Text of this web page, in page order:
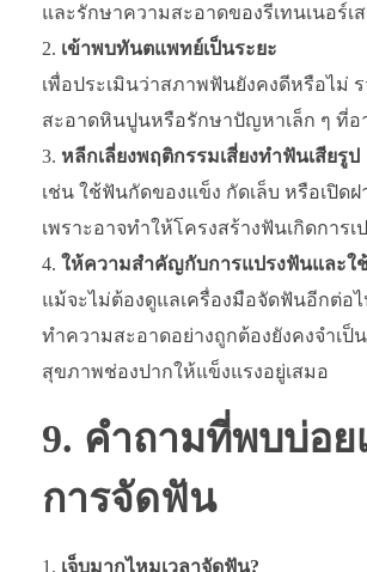
และรักษาความสะอาดของรีเทนเนอร์เ
เข้าพบทันตแพทย์เป็นระยะ
เพื่อประเมินว่าสภาพฟันยังคงดีหรือไม่
สะอาดหินปูนหรือรักษาปัญหาเล็ก ๆ ที่อ
หลีกเลี่ยงพฤติกรรมเสี่ยงทำฟันเสียรูป
เช่น ใช้ฟันกัดของแข็ง กัดเล็บ หรือเปิด
เพราะอาจทำให้โครงสร้างฟันเกิดการเ
ให้ความสำคัญกับการแปรงฟันและใ
แม้จะไม่ต้องดูแลเครื่องมือจัดฟันอีกต่อไ
ทำความสะอาดอย่างถูกต้องยังคงจำเป็
สุขภาพช่องปากให้แข็งแรงอยู่เสมอ
9. คำถามที่พบบ่อย
การจัดฟัน
เจ็บมากไหมเวลาจัดฟัน?